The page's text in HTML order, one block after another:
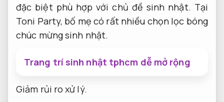
đặc biệt phù hợp với chủ đề sinh nhật. Tại
Toni Party, bố mẹ có rất nhiều chọn lọc bóng
chúc mừng sinh nhật.
Trang trí sinh nhật tphcm dễ mở rộng
Giảm rủi ro xử lý.